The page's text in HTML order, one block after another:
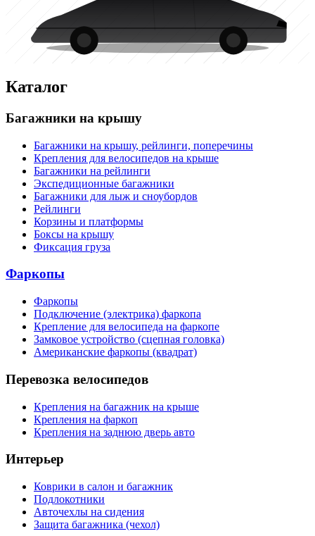
Каталог
Багажники на крышу
Багажники на крышу, рейлинги, поперечины
Крепления для велосипедов на крыше
Багажники на рейлинги
Экспедиционные багажники
Багажники для лыж и сноубордов
Рейлинги
Корзины и платформы
Боксы на крышу
Фиксация груза
Фаркопы
Фаркопы
Подключение (электрика) фаркопа
Крепление для велосипеда на фаркопе
Замковое устройство (сцепная головка)
Американские фаркопы (квадрат)
Перевозка велосипедов
Крепления на багажник на крыше
Крепления на фаркоп
Крепления на заднюю дверь авто
Интерьер
Коврики в салон и багажник
Подлокотники
Авточехлы на сидения
Защита багажника (чехол)